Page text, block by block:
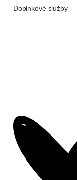
Doplnkové služby